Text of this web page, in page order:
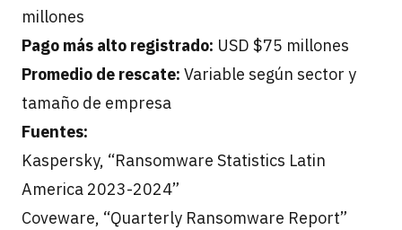
millones
Pago más alto registrado: USD $75 millones
Promedio de rescate: Variable según sector y
tamaño de empresa
Fuentes:
Kaspersky, “Ransomware Statistics Latin
America 2023-2024”
Coveware, “Quarterly Ransomware Report”